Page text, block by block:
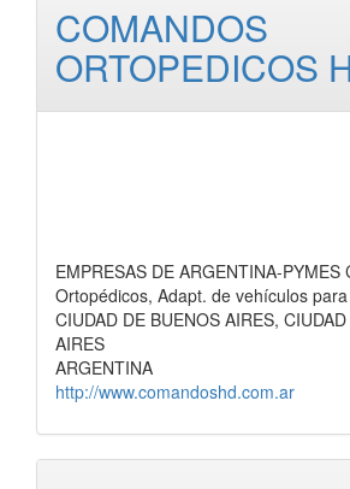
COMANDOS
ORTOPEDICOS
EMPRESAS DE ARGENTINA-PYMES
Ortopédicos, Adapt. de vehículos
CIUDAD DE BUENOS AIRES,
AIRES
ARGENTINA
http://www.comandoshd.com.ar